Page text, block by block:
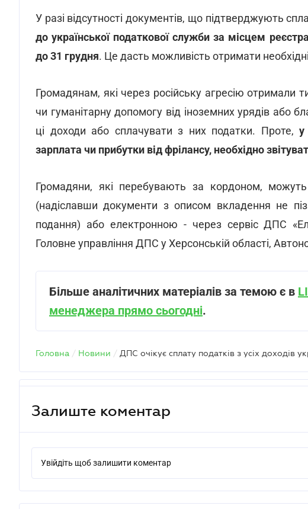
У разі відсутності документів, що підтверджують
до української податкової служби за місцем
до 31 грудня. Це дасть можливість отримати
Громадянам, які через російську агресію отримали
чи гуманітарну допомогу від іноземних урядів або
ці доходи або сплачувати з них податки. Проте, у
зарплата чи прибутки від фрілансу, необхідно
Громадяни, які перебувають за кордоном,
(надіславши документи з описом вкладення не
подання) або електронною - через сервіс ДПС
Головне управління ДПС у Херсонській області,
Більше аналітичних матеріалів за темою є в
менеджера прямо сьогодні.
Головна / Новини /
Залиште коментар
Увійдіть щоб залишити коментар